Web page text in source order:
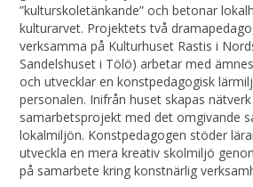
”kulturskoletänkande” och betonar
kulturarvet. Projektets två
verksamma på Kulturhuset Rastis i
Sandelshuset i Tölö) arbetar med
och utvecklar en konstpedagogisk
personalen. Inifrån huset skapas
samarbetsprojekt med det omgivande
lokalmiljön. Konstpedagogen stöder
utveckla en mera kreativ skolmiljö
på samarbete kring konstnärlig